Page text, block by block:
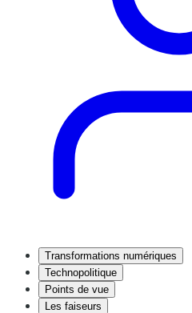
Transformations numériques
Technopolitique
Points de vue
Les faiseurs